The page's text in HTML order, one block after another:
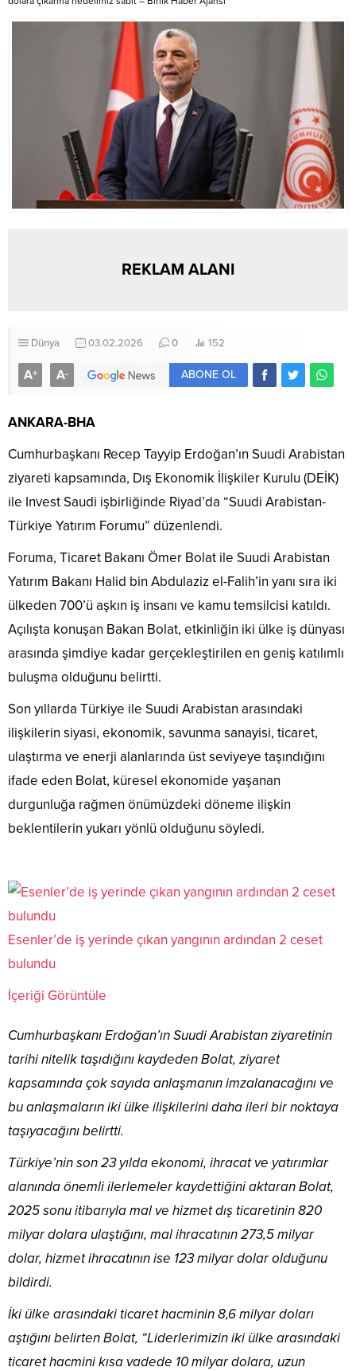
sözlerini şöyle sürdürdü: “Üstat,
dirayetli duruşuyla Anadolu’nun
cesur evlatlarına...
REKLAM ALANI
Dünya 03.02.2026 0 152
A+ A- ABONE OL
ANKARA-BHA
Cumhurbaşkanı Recep Tayyip Erdoğan’ın Suudi Arabistan
ziyareti kapsamında, Dış Ekonomik İlişkiler Kurulu (DEİK)
ile Invest Saudi işbirliğinde Riyad’da “Suudi Arabistan-
Türkiye Yatırım Forumu” düzenlendi.
Foruma, Ticaret Bakanı Ömer Bolat ile Suudi Arabistan
Yatırım Bakanı Halid bin Abdulaziz el-Falih’in yanı sıra iki
ülkeden 700’ü aşkın iş insanı ve kamu temsilcisi katıldı.
Açılışta konuşan Bakan Bolat, etkinliğin iki ülke iş dünyası
arasında şimdiye kadar gerçekleştirilen en geniş katılımlı
buluşma olduğunu belirtti.
Son yıllarda Türkiye ile Suudi Arabistan arasındaki
ilişkilerin siyasi, ekonomik, savunma sanayisi, ticaret,
ulaştırma ve enerji alanlarında üst seviyeye taşındığını
ifade eden Bolat, küresel ekonomide yaşanan
durgunluğa rağmen önümüzdeki döneme ilişkin
beklentilerin yukarı yönlü olduğunu söyledi.
Esenler’de iş yerinde çıkan yangının ardından 2 ceset
bulundu
İçeriği Görüntüle
Cumhurbaşkanı Erdoğan’ın Suudi Arabistan ziyaretinin
tarihi nitelik taşıdığını kaydeden Bolat, ziyaret
kapsamında çok sayıda anlaşmanın imzalanacağını ve
bu anlaşmaların iki ülke ilişkilerini daha ileri bir noktaya
taşıyacağını belirtti.
Türkiye’nin son 23 yılda ekonomi, ihracat ve yatırımlar
alanında önemli ilerlemeler kaydettiğini aktaran Bolat,
2025 sonu itibarıyla mal ve hizmet dış ticaretinin 820
milyar dolara ulaştığını, mal ihracatının 273,5 milyar
dolar, hizmet ihracatının ise 123 milyar dolar olduğunu
bildirdi.
İki ülke arasındaki ticaret hacminin 8,6 milyar doları
aştığını belirten Bolat, “Liderlerimizin iki ülke arasındaki
ticaret hacmini kısa vadede 10 milyar dolara, uzun